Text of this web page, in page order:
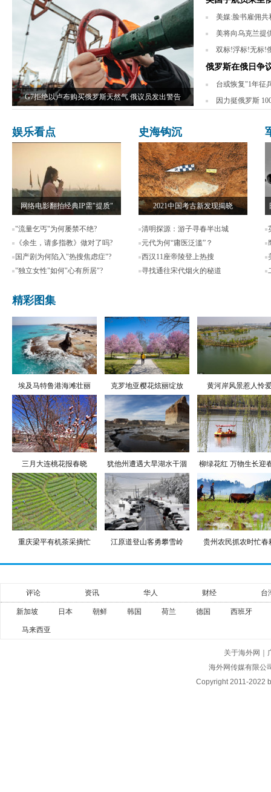
G7拒绝以卢布购买俄罗斯天然气 俄议员发出警告
美媒:脸书雇佣共
美将向乌克兰提
双标!浮标!无标!
俄罗斯在俄日争
台或恢复"1年征
因力挺俄罗斯
娱乐看点
网络电影翻拍经典IP需"提质"
"流量乞丐"为何屡禁不绝?
《余生，请多指教》做对了吗?
国产剧为何陷入"热搜焦虑症"?
"独立女性"如何"心有所居"?
史海钩沉
2021中国考古新发现揭晓
清明探源：游子寻春半出城
元代为何“庸医泛滥”？
西汉11座帝陵登上热搜
寻找通往宋代烟火的秘道
精彩图集
埃及马特鲁港海滩壮丽 克罗地亚樱花炫丽绽放 黄河岸风景惹人怜
三月大连桃花报春晓 犹他州遭遇大旱湖水干涸 柳绿花红 万物生长迎
重庆梁平有机茶采摘忙 江原道登山客勇攀雪岭 贵州农民抓农时忙春
评论 资讯 华人 财经 台
新加坡 日本 朝鲜 韩国 荷兰 德国 西班牙
马来西亚
关于海外网 ｜
海外网传媒有限公
Copyright 2011-2022